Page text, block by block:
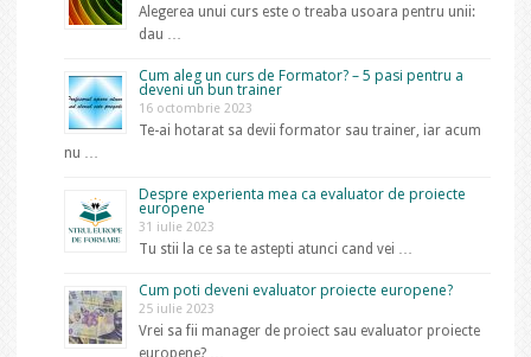
Alegerea unui curs este o treaba usoara pentru unii:
dau …
Cum aleg un curs de Formator? – 5 pasi pentru a
deveni un bun trainer
16 octombrie 2023
Te-ai hotarat sa devii formator sau trainer, iar acum
nu …
Despre experienta mea ca evaluator de proiecte
europene
31 iulie 2023
Tu stii la ce sa te astepti atunci cand vei …
Cum poti deveni evaluator proiecte europene?
25 iulie 2023
Vrei sa fii manager de proiect sau evaluator proiecte